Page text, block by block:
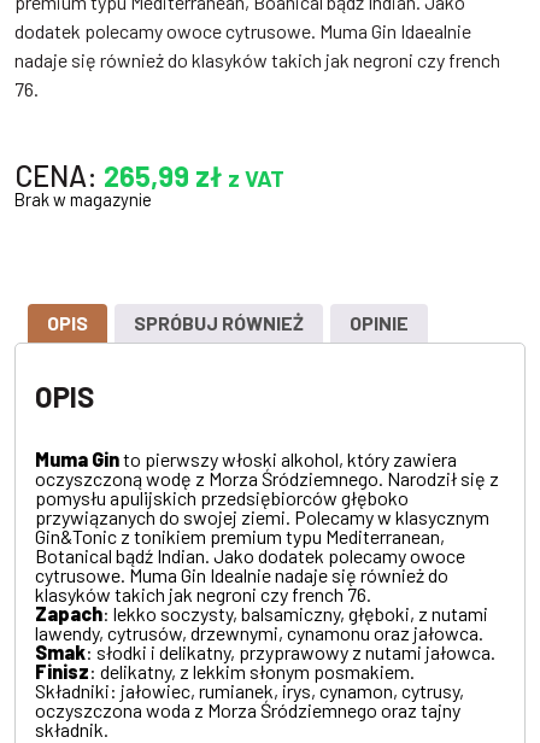
dodatek polecamy owoce cytrusowe. Muma Gin Idaealnie
nadaje się również do klasyków takich jak negroni czy french
76.
CENA: 265,99 zł z VAT
Brak w magazynie
OPIS SPRÓBUJ RÓWNIEŻ OPINIE
OPIS
Muma Ginto pierwszy włoski alkohol, który zawiera
oczyszczoną wodę z Morza Śródziemnego. Narodził się z
pomysłu apulijskich przedsiębiorców głęboko
przywiązanych do swojej ziemi. Polecamy w klasycznym
Gin&Tonic z tonikiem premium typu Mediterranean,
Botanical bądź Indian. Jako dodatek polecamy owoce
cytrusowe. Muma Gin Idealnie nadaje się również do
klasyków takich jak negroni czy french 76.
Zapach: lekko soczysty, balsamiczny, głęboki, z nutami
lawendy, cytrusów, drzewnymi, cynamonu oraz jałowca.
Smak: słodki i delikatny, przyprawowy z nutami jałowca.
Finisz: delikatny, z lekkim słonym posmakiem.
Składniki: jałowiec, rumianek, irys, cynamon, cytrusy,
oczyszczona woda z Morza Śródziemnego oraz tajny
składnik.